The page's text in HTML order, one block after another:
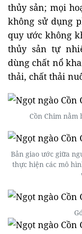
thủy sản; mọi
không sử dụng
quy ước không
thủy sản tự
dùng chất nổ
thải, chất thải
Cồn Chim nằm
Bản giao ước giữa
thực hiện các mô